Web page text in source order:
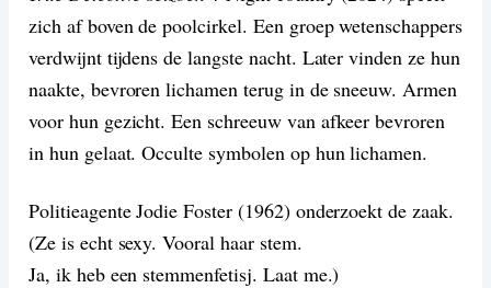
zich af boven de poolcirkel. Een groep wetenschappers
verdwijnt tijdens de langste nacht. Later vinden ze hun
naakte, bevroren lichamen terug in de sneeuw. Armen
voor hun gezicht. Een schreeuw van afkeer bevroren
in hun gelaat. Occulte symbolen op hun lichamen.
Politieagente Jodie Foster (1962) onderzoekt de zaak.
(Ze is echt sexy. Vooral haar stem.
Ja, ik heb een stemmenfetisj. Laat me.)